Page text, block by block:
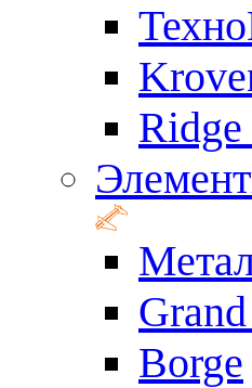
Borge